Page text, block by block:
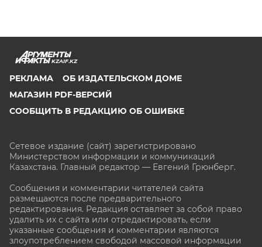
KZAIF.KZ
РЕКЛАМА
ОБ ИЗДАТЕЛЬСКОМ ДОМЕ
МАГАЗИН PDF-ВЕРСИЙ
СООБЩИТЬ В РЕДАКЦИЮ ОБ ОШИБКЕ
Сетевое издание (сайт) зарегистрировано
Министерством информации и коммуникаций
Казахстана. Главный редактор — Евгений Грюнберг.
Сообщения и комментарии читателей сайта
размещаются после предварительного
редактирования. Редакция оставляет за собой право
удалить их с сайта или отредактировать, если
указанные сообщения и комментарии являются
злоупотреблением свободой массовой информации